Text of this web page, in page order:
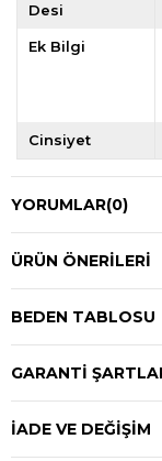
Desi
Ek Bilgi
Cinsiyet
YORUMLAR(0)
ÜRÜN ÖNERILERI
BEDEN TABLOSU
GARANTİ
İADE VE DEĞİŞİM